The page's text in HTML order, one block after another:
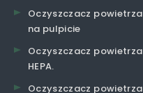
Oczyszczacz powietrza
na pulpicie
Oczyszczacz powietrza
HEPA.
Oczyszczacz powietrza